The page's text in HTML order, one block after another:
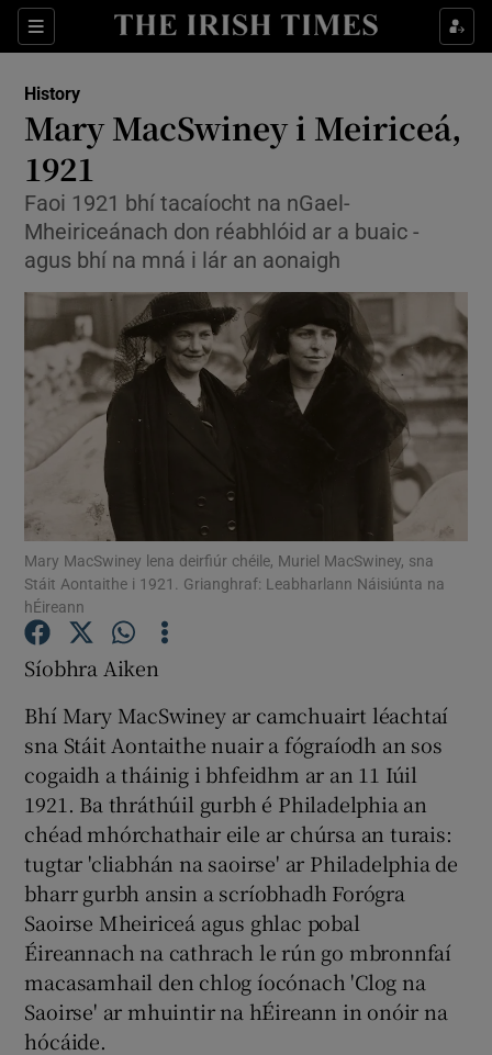
Sections
Show Environment sub sections
Show Technology sub sections
Show Science sub sections
Show Motors sub sections
Show Gaeilge sub sections
Show History sub sections
History
Mary MacSwiney i Meiriceá,
1921
Faoi 1921 bhí tacaíocht na nGael-
Mheiriceánach don réabhlóid ar a buaic -
agus bhí na mná i lár an aonaigh
Mary MacSwiney lena deirfiúr chéile, Muriel MacSwiney, sna
Stáit Aontaithe i 1921. Grianghraf: Leabharlann Náisiúnta na
hÉireann
Síobhra Aiken
Bhí Mary MacSwiney ar camchuairt léachtaí
sna Stáit Aontaithe nuair a fógraíodh an sos
cogaidh a tháinig i bhfeidhm ar an 11 Iúil
1921. Ba thráthúil gurbh é Philadelphia an
chéad mhórchathair eile ar chúrsa an turais:
tugtar 'cliabhán na saoirse' ar Philadelphia de
bharr gurbh ansin a scríobhadh Forógra
Saoirse Mheiriceá agus ghlac pobal
Éireannach na cathrach le rún go mbronnfaí
macasamhail den chlog íocónach 'Clog na
Saoirse' ar mhuintir na hÉireann in onóir na
hócáide.